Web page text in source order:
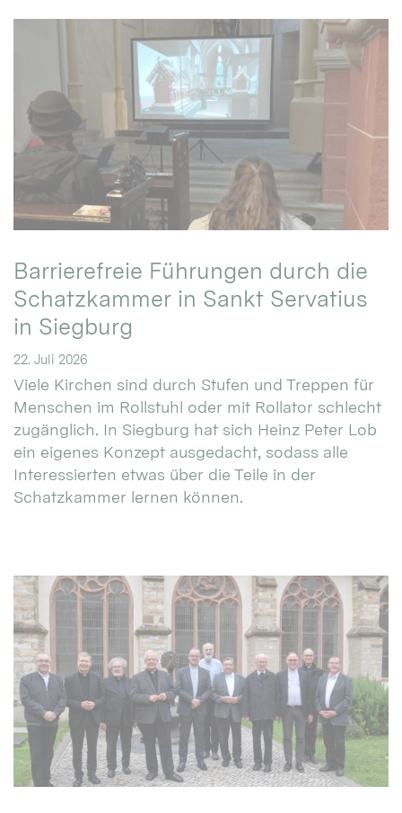
Barrierefreie Führungen durch die
Schatzkammer in Sankt Servatius
in Siegburg
22. Juli 2026
Viele Kirchen sind durch Stufen und Treppen für
Menschen im Rollstuhl oder mit Rollator schlecht
zugänglich. In Siegburg hat sich Heinz Peter Lob
ein eigenes Konzept ausgedacht, sodass alle
Interessierten etwas über die Teile in der
Schatzkammer lernen können.